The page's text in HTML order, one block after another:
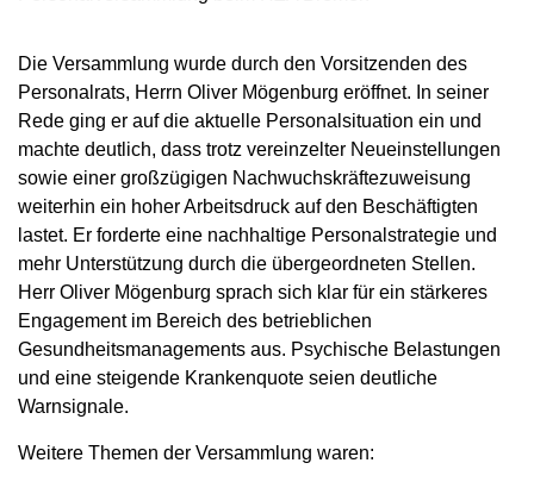
Die Versammlung wurde durch den Vorsitzenden des
Personalrats, Herrn Oliver Mögenburg eröffnet. In seiner
Rede ging er auf die aktuelle Personalsituation ein und
machte deutlich, dass trotz vereinzelter Neueinstellungen
sowie einer großzügigen Nachwuchskräftezuweisung
weiterhin ein hoher Arbeitsdruck auf den Beschäftigten
lastet. Er forderte eine nachhaltige Personalstrategie und
mehr Unterstützung durch die übergeordneten Stellen.
Herr Oliver Mögenburg sprach sich klar für ein stärkeres
Engagement im Bereich des betrieblichen
Gesundheitsmanagements aus. Psychische Belastungen
und eine steigende Krankenquote seien deutliche
Warnsignale.
Weitere Themen der Versammlung waren: